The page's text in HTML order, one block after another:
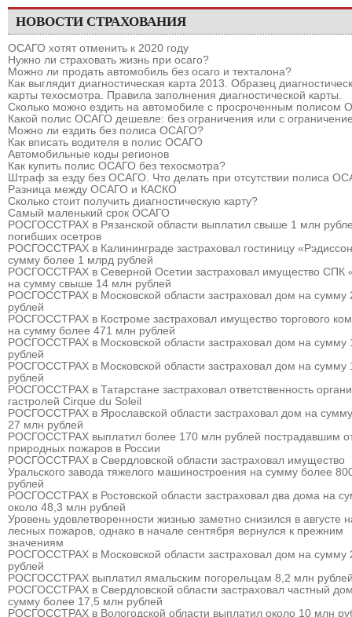
НОВОСТИ СТРАХОВАНИЯ
ОСАГО хотят отменить к 2020 году
Нужно ли страховать жизнь при осаго?
Можно ли продать автомобиль без осаго и техталона?
Как выглядит диагностическая карта 2013. Образец
карты техосмотра. Правила заполнения диагностической карты.
Сколько можно ездить на автомобиле с просроченным полисом
Какой полис ОСАГО дешевле: без ограничения или с
Можно ли ездить без полиса ОСАГО?
Как вписать водителя в полис ОСАГО
Автомобильные коды регионов
Как купить полис ОСАГО без техосмотра?
Штраф за езду без ОСАГО. Что делать при отсутствии полиса
Разница между ОСАГО и КАСКО
Сколько стоит получить диагностическую карту?
Самый маленький срок ОСАГО
РОСГОССТРАХ в Рязанской области выплатил свыше 1 млн
погибших осетров
РОСГОССТРАХ в Калининграде застраховал гостиницу
сумму более 1 млрд рублей
РОСГОССТРАХ в Северной Осетии застраховал имущество СПК
на сумму свыше 14 млн рублей
РОСГОССТРАХ в Московской области застраховал дом на сумму
рублей
РОСГОССТРАХ в Костроме застраховал имущество торгового
на сумму более 471 млн рублей
РОСГОССТРАХ в Московской области застраховал дом на сумму
рублей
РОСГОССТРАХ в Московской области застраховал дом на сумму
рублей
РОСГОССТРАХ в Татарстане застраховал ответственность
гастролей Cirque du Soleil
РОСГОССТРАХ в Ярославской области застраховал дом на
27 млн рублей
РОСГОССТРАХ выплатил более 170 млн рублей пострадавшим
природных пожаров в России
РОСГОССТРАХ в Свердловской области застраховал имущество
Уральского завода тяжелого машиностроения на сумму более
рублей
РОСГОССТРАХ в Ростовской области застраховал два дома на
около 48,3 млн рублей
Уровень удовлетворенности жизнью заметно снизился в августе
лесных пожаров, однако в начале сентября вернулся к прежним
значениям
РОСГОССТРАХ в Московской области застраховал дом на сумму
рублей
РОСГОССТРАХ выплатил ямальским погорельцам 8,2 млн
РОСГОССТРАХ в Свердловской области застраховал частный
сумму более 17,5 млн рублей
РОСГОССТРАХ в Вологодской области выплатил около 10 млн